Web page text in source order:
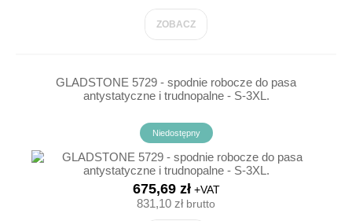
ZOBACZ
GLADSTONE 5729 - spodnie robocze do pasa
antystatyczne i trudnopalne - S-3XL.
Niedostępny
675,69 zł+VAT
831,10 złbrutto